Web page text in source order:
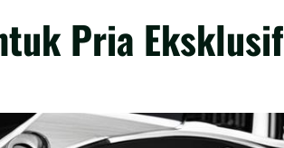
Pria Eksklusif